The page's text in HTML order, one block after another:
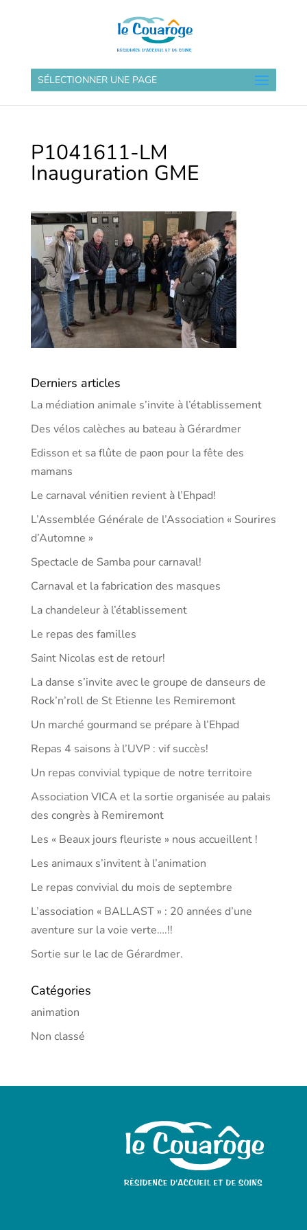
SÉLECTIONNER UNE PAGE
P1041611-LM
Inauguration GME
Derniers articles
La médiation animale s’invite à l’établissement
Des vélos calèches au bateau à Gérardmer
Edisson et sa flûte de paon pour la fête des
mamans
Le carnaval vénitien revient à l’Ehpad!
L’Assemblée Générale de l’Association « Sourires
d’Automne »
Spectacle de Samba pour carnaval!
Carnaval et la fabrication des masques
La chandeleur à l’établissement
Le repas des familles
Saint Nicolas est de retour!
La danse s’invite avec le groupe de danseurs de
Rock’n’roll de St Etienne les Remiremont
Un marché gourmand se prépare à l’Ehpad
Repas 4 saisons à l’UVP : vif succès!
Un repas convivial typique de notre territoire
Association VICA et la sortie organisée au palais
des congrès à Remiremont
Les « Beaux jours fleuriste » nous accueillent !
Les animaux s’invitent à l’animation
Le repas convivial du mois de septembre
L’association « BALLAST » : 20 années d’une
aventure sur la voie verte….!!
Sortie sur le lac de Gérardmer.
Catégories
animation
Non classé